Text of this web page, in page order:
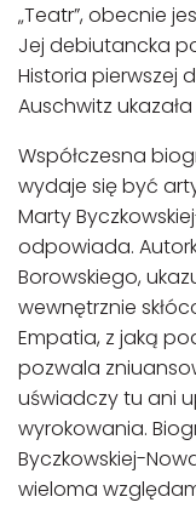
„Teatr”, obecnie
Jej debiutancka
Historia pierwszej
Auschwitz ukazała
Współczesna
wydaje się być
Marty
odpowiada.
Borowskiego,
wewnętrznie
Empatia, z jaką
pozwala
uświadczy tu ani
wyrokowania.
Byczkowskiej-
wieloma